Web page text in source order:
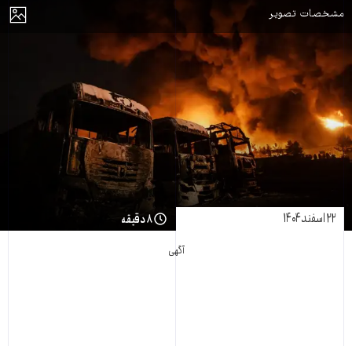
نمایش
مشخصات تصویر
۲۲ اسفند ۱۴۰۴ ۸ دقیقه
آگهی